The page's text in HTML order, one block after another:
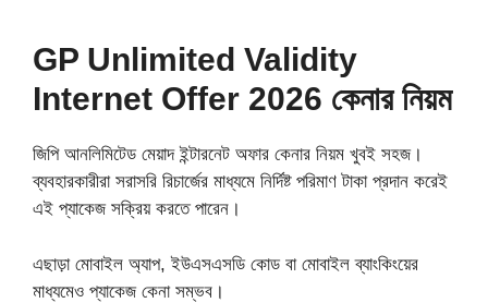
GP Unlimited Validity
Internet Offer 2026 কেনার নিয়ম
জিপি আনলিমিটেড মেয়াদ ইন্টারনেট অফার কেনার নিয়ম খুবই সহজ।
ব্যবহারকারীরা সরাসরি রিচার্জের মাধ্যমে নির্দিষ্ট পরিমাণ টাকা প্রদান করেই
এই প্যাকেজ সক্রিয় করতে পারেন।
এছাড়া মোবাইল অ্যাপ, ইউএসএসডি কোড বা মোবাইল ব্যাংকিংয়ের
মাধ্যমেও প্যাকেজ কেনা সম্ভব।